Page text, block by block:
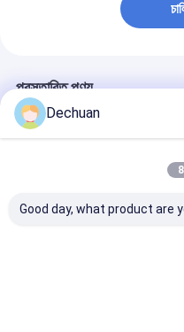
প্রস্তাবিত পণ্য
Dechuan
Good day, what product are